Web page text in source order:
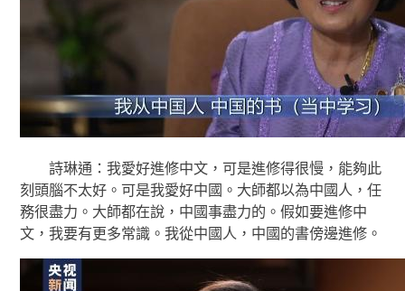
詩琳通：我愛好進修中文，可是進修得很慢，能夠此
刻頭腦不太好。可是我愛好中國。大師都以為中國人，任
務很盡力。大師都在說，中國事盡力的。假如要進修中
文，我要有更多常識。我從中國人，中國的書傍邊進修。